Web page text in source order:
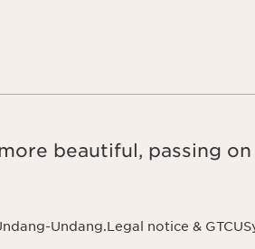
beautiful, passing
Undang.Legal notice & GTCU